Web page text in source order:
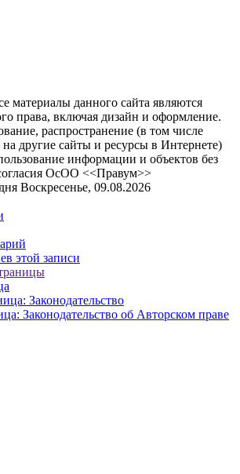
материалы данного сайта являются
права, включая дизайн и оформление.
распространение (в том числе
другие сайты и ресурсы в Интернете)
информации и объектов без
ОсОО <<Правум>>
Воскресенье, 09.08.2026
этой записи
Законодательство
Законодательство об Авторском праве